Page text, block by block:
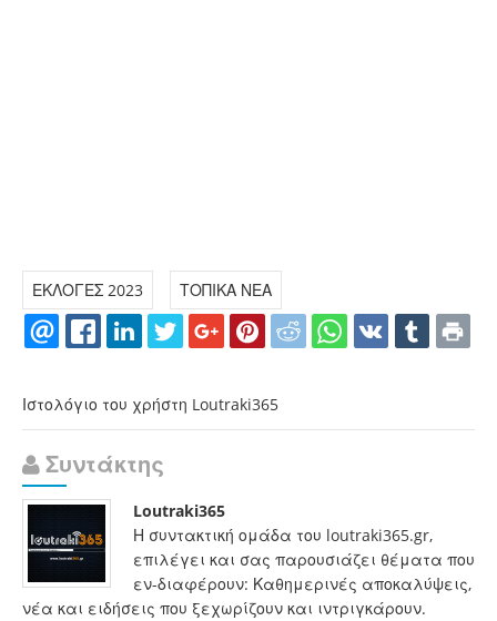
ΕΚΛΟΓΕΣ 2023 ΤΟΠΙΚΑ ΝΕΑ
Ιστολόγιο του χρήστη Loutraki365
Συντάκτης
Loutraki365
Η συντακτική ομάδα του loutraki365.gr,
επιλέγει και σας παρουσιάζει θέματα που
εν-διαφέρουν: Καθημερινές αποκαλύψεις,
νέα και ειδήσεις που ξεχωρίζουν και ιντριγκάρουν.